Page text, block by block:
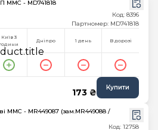
- MD741818
Код: 8396
Партномер: MD741818
Київ 3
години
Дніпро 1 день В дорозі
173 ₴ Купити
MMC - MR449087 (зам.MR449088 /
Код: 12758